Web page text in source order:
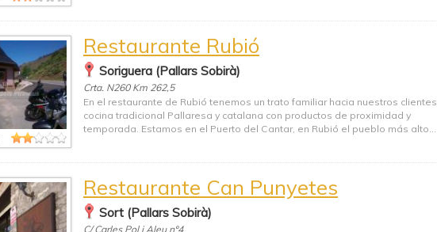
Restaurante Rubió
Soriguera (Pallars Sobirà)
Crta. N260 Km 262,5
En el restaurante de Rubió tenemos un trato familiar hacia nuestros clientes,
cocina tradicional Pallaresa y catalana con productos de proximidad y
temporada. Estamos en el Puerto del Cantar, en Rubió el pueblo más alto...
Restaurante Can Punyetes
Sort (Pallars Sobirà)
C/ Carles Pol i Aleu nº4